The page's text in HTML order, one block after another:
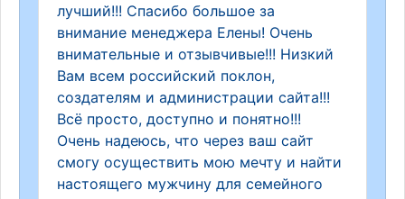
лучший!!! Спасибо большое за
внимание менеджера Елены! Очень
внимательные и отзывчивые!!! Низкий
Вам всем российский поклон,
создателям и администрации сайта!!!
Всё просто, доступно и понятно!!!
Очень надеюсь, что через ваш сайт
смогу осуществить мою мечту и найти
настоящего мужчину для семейного